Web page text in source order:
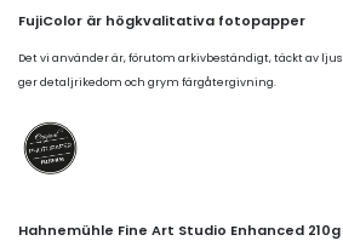
FujiColor är högkvalitativa fotopapper
Det vi använder är, förutom arkivbeständigt, täckt av
ger detaljrikedom och grym färgåtergivning.
Hahnemühle Fine Art Studio Enhanced 210g